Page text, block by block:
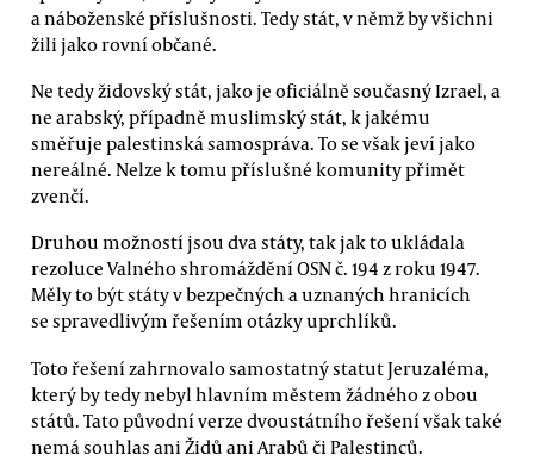
a náboženské příslušnosti. Tedy stát, v němž by všichni
žili jako rovní občané.
Ne tedy židovský stát, jako je oficiálně současný Izrael, a
ne arabský, případně muslimský stát, k jakému
směřuje palestinská samospráva. To se však jeví jako
nereálné. Nelze k tomu příslušné komunity přimět
zvenčí.
Druhou možností jsou dva státy, tak jak to ukládala
rezoluce Valného shromáždění OSN č. 194 z roku 1947.
Měly to být státy v bezpečných a uznaných hranicích
se spravedlivým řešením otázky uprchlíků.
Toto řešení zahrnovalo samostatný statut Jeruzaléma,
který by tedy nebyl hlavním městem žádného z obou
států. Tato původní verze dvoustátního řešení však také
nemá souhlas ani Židů ani Arabů či Palestinců.